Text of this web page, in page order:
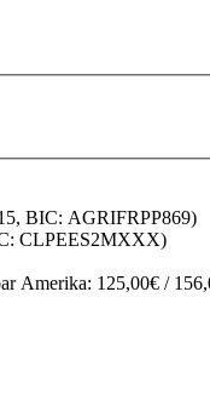
BIC: AGRIFRPP869)
CLPEES2MXXX)
Amerika: 125,00€ /